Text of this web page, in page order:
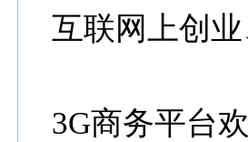
互联网上创
3G商务平台